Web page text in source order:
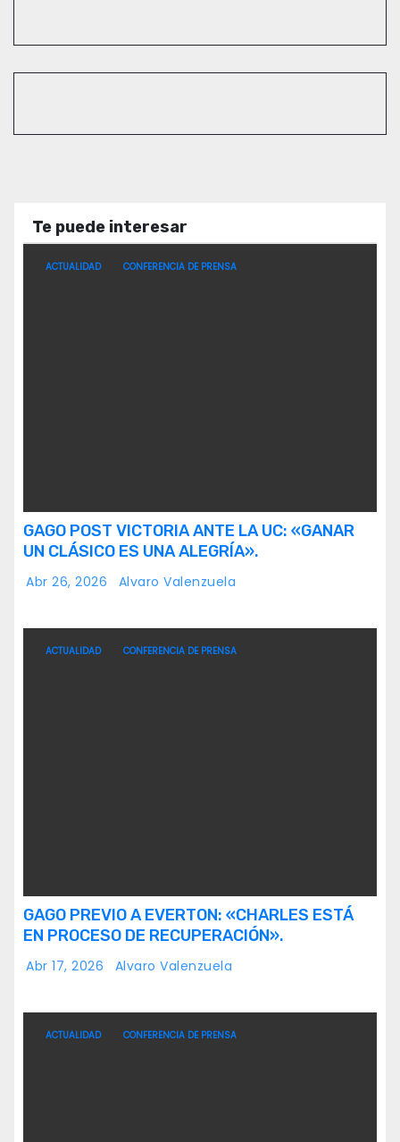
Te puede interesar
ACTUALIDAD CONFERENCIA DE PRENSA
GAGO POST VICTORIA ANTE LA UC: «GANAR
UN CLÁSICO ES UNA ALEGRÍA».
Abr 26, 2026 Alvaro Valenzuela
ACTUALIDAD CONFERENCIA DE PRENSA
GAGO PREVIO A EVERTON: «CHARLES ESTÁ
EN PROCESO DE RECUPERACIÓN».
Abr 17, 2026 Alvaro Valenzuela
ACTUALIDAD CONFERENCIA DE PRENSA